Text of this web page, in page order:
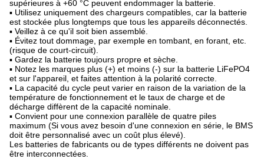
supérieures à +60 °C peuvent endommager la batterie.
▪ Utilisez uniquement des chargeurs compatibles, car la batterie
est stockée plus longtemps que tous les appareils déconnectés.
▪ Veillez à ce qu'il soit bien assemblé.
▪ Évitez tout dommage, par exemple en tombant, en forant, etc.
(risque de court-circuit).
▪ Gardez la batterie toujours propre et sèche.
▪ Notez les marques plus (+) et moins (-) sur la batterie LiFePO4
et sur l'appareil, et faites attention à la polarité correcte.
▪ La capacité du cycle peut varier en raison de la variation de la
température de fonctionnement et le taux de charge et de
décharge diffèrent de la capacité nominale.
▪ Convient pour une connexion parallèle de quatre piles
maximum (Si vous avez besoin d'une connexion en série, le BMS
doit être personnalisé avec un coût plus élevé).
Les batteries de fabricants ou de types différents ne doivent pas
être interconnectées.